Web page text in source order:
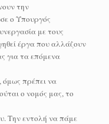
την
ο Υπουργός
με τους
έργα που αλλάζουν
για τα επόμενα
όμως πρέπει να
ο νομός μας, το
Την εντολή να πάμε